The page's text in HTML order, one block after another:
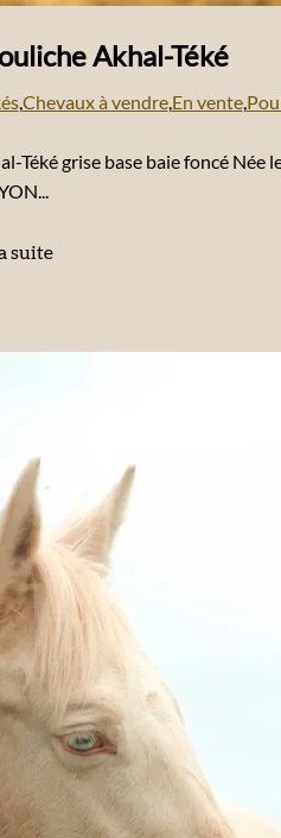
Akhal-Téké
,Chevaux à vendre,En vente,
grise base baie foncé Née
suite